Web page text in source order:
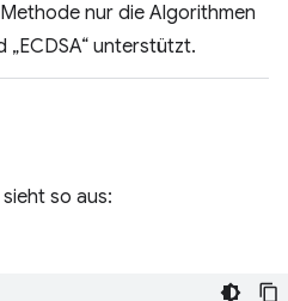
nur die Algorithmen
„ECDSA“ unterstützt.
sieht so aus: